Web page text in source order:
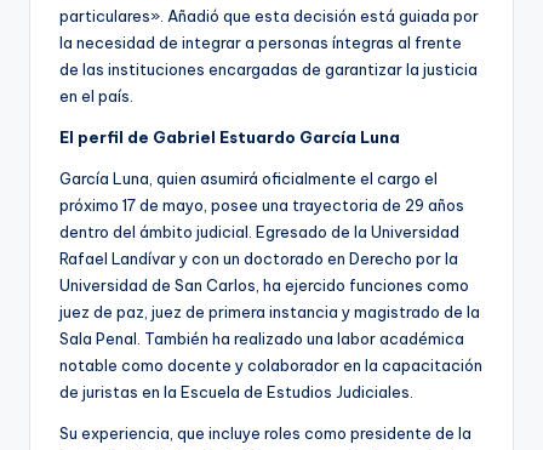
particulares». Añadió que esta decisión está guiada por
la necesidad de integrar a personas íntegras al frente
de las instituciones encargadas de garantizar la justicia
en el país.
El perfil de Gabriel Estuardo García Luna
García Luna, quien asumirá oficialmente el cargo el
próximo 17 de mayo, posee una trayectoria de 29 años
dentro del ámbito judicial. Egresado de la Universidad
Rafael Landívar y con un doctorado en Derecho por la
Universidad de San Carlos, ha ejercido funciones como
juez de paz, juez de primera instancia y magistrado de la
Sala Penal. También ha realizado una labor académica
notable como docente y colaborador en la capacitación
de juristas en la Escuela de Estudios Judiciales.
Su experiencia, que incluye roles como presidente de la